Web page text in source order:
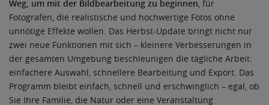
Weg, um mit der Bildbearbeitung zu beginnen, für
Fotografen, die realistische und hochwertige Fotos ohne
unnötige Effekte wollen. Das Herbst-Update bringt nicht nur
zwei neue Funktionen mit sich – kleinere Verbesserungen in
der gesamten Umgebung beschleunigen die tägliche Arbeit:
einfachere Auswahl, schnellere Bearbeitung und Export. Das
Programm bleibt einfach, schnell und erschwinglich – egal, ob
Sie Ihre Familie, die Natur oder eine Veranstaltung